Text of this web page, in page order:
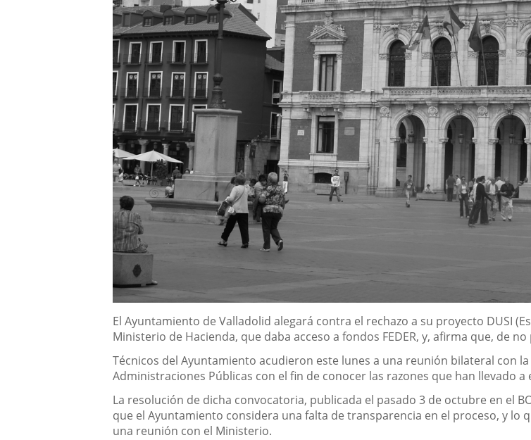
Descripción
El Ayuntamiento de Valladolid alegará contra el rechazo a su proyecto DUSI
Ministerio de Hacienda, que daba acceso a fondos FEDER, y, afirma que, de
Técnicos del Ayuntamiento acudieron este lunes a una reunión bilateral con
Administraciones Públicas con el fin de conocer las razones que han llevado
La resolución de dicha convocatoria, publicada el pasado 3 de octubre en el
que el Ayuntamiento considera una falta de transparencia en el proceso, y
una reunión con el Ministerio.